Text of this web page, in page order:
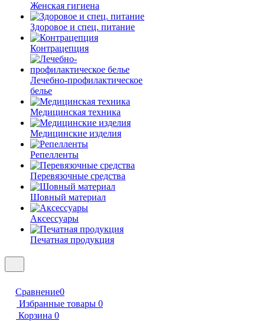
Женская гигиена
Здоровое и спец. питание
Контрацепция
Лечебно-профилактическое
белье
Медицинская техника
Медицинские изделия
Репелленты
Перевязочные средства
Шовный материал
Аксессуары
Печатная продукция
Сравнение0
Избранные товары 0
Корзина 0